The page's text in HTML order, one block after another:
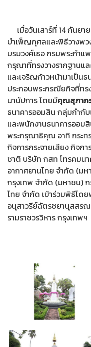
เมื่อวันเสาร์ที่ 14 กันย
บำเพ็ญกุศลและพิธีวางพว
บรมวงศ์เธอ กรมพระกำแ
กรุณาที่ทรงวางรากฐานแ
และเจริญก้าวหน้ามาเป็น
ประกอบพระกรณียกิจที่ท
นานัปการ โดยมีคุณสุภาภ
ธนาคารออมสิน กลุ่มกำกั
และพนักงานธนาคารออม
พระกรุณาธิคุณ อาทิ กระท
กิจการกระจายเสียง กิจก
ชาติ บริษัท กสท โทรคมน
อากาศยานไทย จำกัด (ม
กรุงเทพ จำกัด (มหาชน)
ไทย จำกัด เข้าร่วมพิธีโด
อนุสาวรีย์ฉัตรชยานุสสร
รามราชวรวิหาร กรุงเทพฯ